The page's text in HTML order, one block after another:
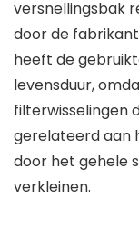
versnellingsbak
door de
heeft de
levensduur,
filterwisselingen
gerelateerd aan
door het gehele
verkleinen.